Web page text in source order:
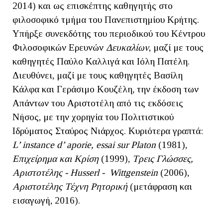
2014) και ως επισκέπτης καθηγητής στο
φιλοσοφικό τμήμα του Πανεπιστημίου Κρήτης.
Υπήρξε συνεκδότης του περιοδικού του Κέντρου
Φιλοσοφικών Ερευνών Δευκαλίων, μαζί με τους
καθηγητές Παύλο Καλλιγά και Ιόλη Πατέλη.
Διευθύνει, μαζί με τους καθηγητές Βασίλη
Κάλφα και Γεράσιμο Κουζέλη, την έκδοση των
Απάντων του Αριστοτέλη από τις εκδόσεις
Νήσος, με την χορηγία του Πολιτιστικού
Ιδρύματος Σταύρος Νιάρχος. Κυριότερα γραπτά:
L’ instance d’ aporie, essai sur Platon (1981),
Επιχείρημα και Κρίση(1999), Τρεις Γλώσσες,
Αριστοτέλης - Husserl - Wittgenstein (2006),
Αριστοτέλης Τέχνη Ρητορική(μετάφραση και
εισαγωγή, 2016).